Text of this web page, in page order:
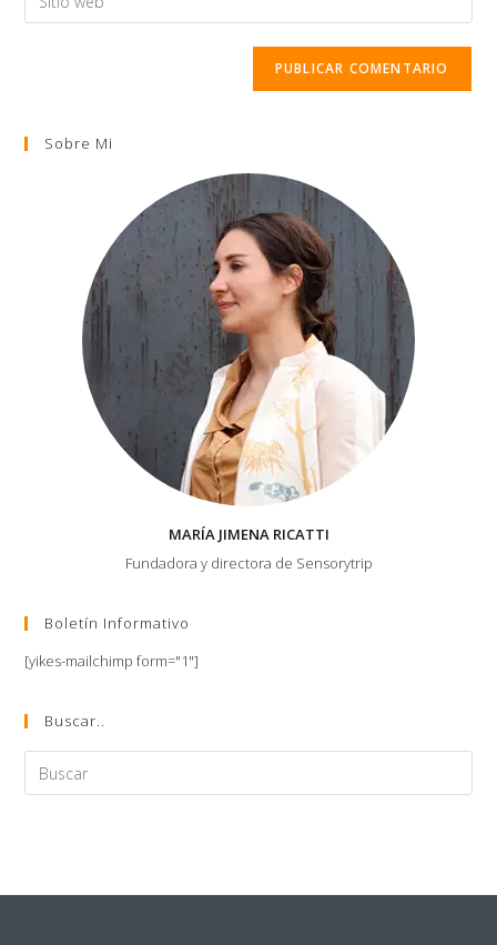
Sobre Mi
MARÍA JIMENA RICATTI
Fundadora y directora de Sensorytrip
Boletín Informativo
[yikes-mailchimp form="1"]
Buscar..